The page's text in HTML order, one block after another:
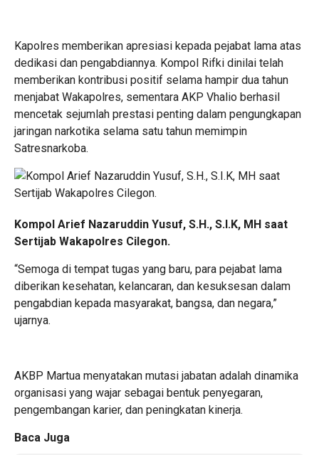
Kapolres memberikan apresiasi kepada pejabat lama atas
dedikasi dan pengabdiannya. Kompol Rifki dinilai telah
memberikan kontribusi positif selama hampir dua tahun
menjabat Wakapolres, sementara AKP Vhalio berhasil
mencetak sejumlah prestasi penting dalam pengungkapan
jaringan narkotika selama satu tahun memimpin
Satresnarkoba.
Kompol Arief Nazaruddin Yusuf, S.H., S.I.K, MH saat
Sertijab Wakapolres Cilegon.
“Semoga di tempat tugas yang baru, para pejabat lama
diberikan kesehatan, kelancaran, dan kesuksesan dalam
pengabdian kepada masyarakat, bangsa, dan negara,”
ujarnya.
AKBP Martua menyatakan mutasi jabatan adalah dinamika
organisasi yang wajar sebagai bentuk penyegaran,
pengembangan karier, dan peningkatan kinerja.
Baca Juga